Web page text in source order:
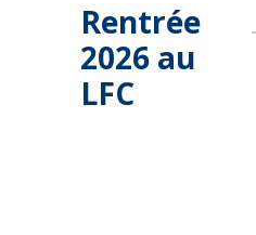
Rentrée
2026 au
LFC